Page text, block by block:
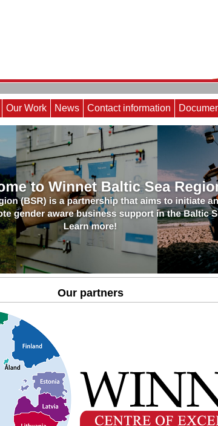
Our Work News Contact information
Our partners